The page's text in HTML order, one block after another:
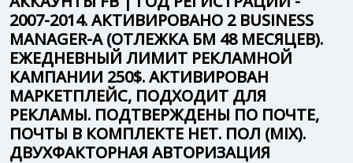
2007-2014. АКТИВИРОВАНО 2 BUSINESS
MANAGER-А (ОТЛЕЖКА БМ 48 МЕСЯЦЕВ).
ЕЖЕДНЕВНЫЙ ЛИМИТ РЕКЛАМНОЙ
КАМПАНИИ 250$. АКТИВИРОВАН
МАРКЕТПЛЕЙС, ПОДХОДИТ ДЛЯ
РЕКЛАМЫ. ПОДТВЕРЖДЕНЫ ПО ПОЧТЕ,
ПОЧТЫ В КОМПЛЕКТЕ НЕТ. ПОЛ (MIX).
ДВУХФАКТОРНАЯ АВТОРИЗАЦИЯ